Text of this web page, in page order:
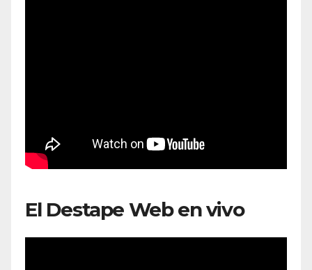
El Destape Web en vivo